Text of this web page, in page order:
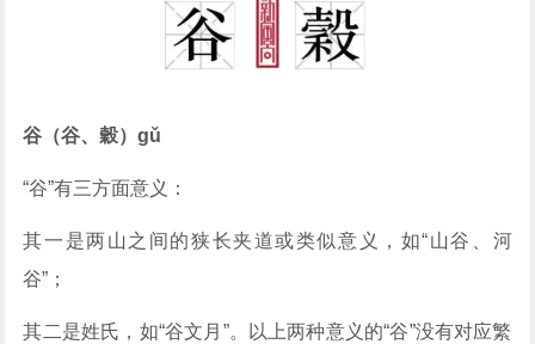
谷（谷、穀）gǔ
“谷”有三方面意义：
其一是两山之间的狭长夹道或类似意义，如“山谷、河
谷”；
其二是姓氏，如“谷文月”。以上两种意义的“谷”没有对应繁